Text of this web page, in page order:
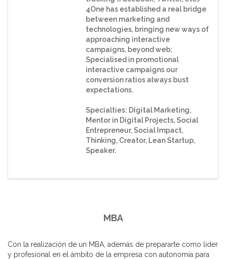
4One has established a real bridge
between marketing and
technologies, bringing new ways of
approaching interactive
campaigns, beyond web;
Specialised in promotional
interactive campaigns our
conversion ratios always bust
expectations.
Specialties: Digital Marketing,
Mentor in Digital Projects, Social
Entrepreneur, Social Impact,
Thinking, Creator, Lean Startup,
Speaker.
MBA
Con la realización de un MBA, además de prepararte como líder
y profesional en el ámbito de la empresa con autonomía para